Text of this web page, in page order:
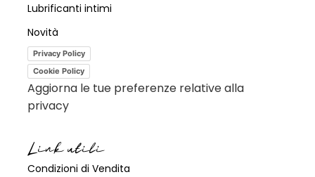
Lubrificanti intimi
Novità
Privacy Policy
Cookie Policy
Aggiorna le tue preferenze relative alla
privacy
Link utili
Condizioni di Vendita